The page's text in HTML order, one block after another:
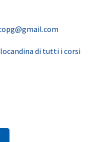
di tutti i corsi